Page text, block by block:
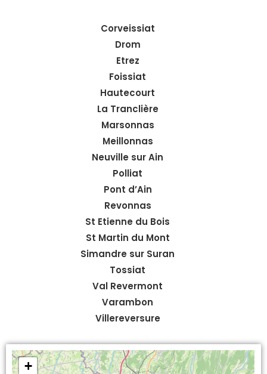
Corveissiat
Drom
Etrez
Foissiat
Hautecourt
La Tranclière
Marsonnas
Meillonnas
Neuville sur Ain
Polliat
Pont d’Ain
Revonnas
St Etienne du Bois
St Martin du Mont
Simandre sur Suran
Tossiat
Val Revermont
Varambon
Villereversure
+